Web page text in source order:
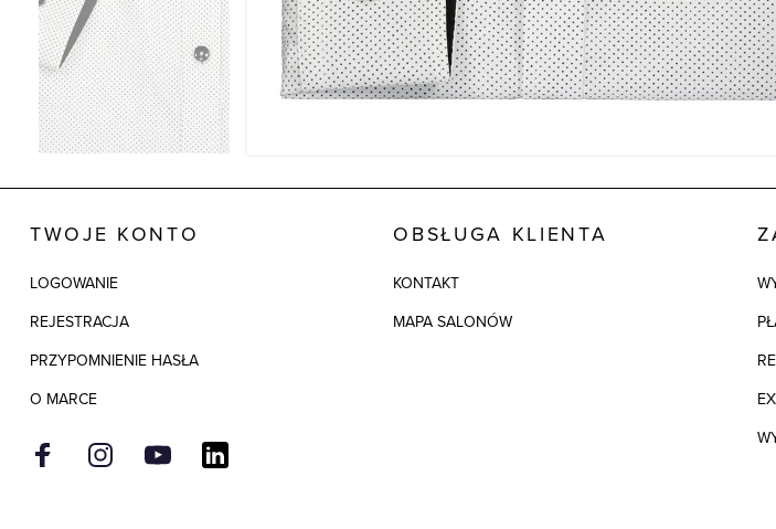
TWOJE KONTO
LOGOWANIE
REJESTRACJA
PRZYPOMNIENIE HASŁA
O MARCE
OBSŁUGA KLIENTA
KONTAKT
MAPA SALONÓW